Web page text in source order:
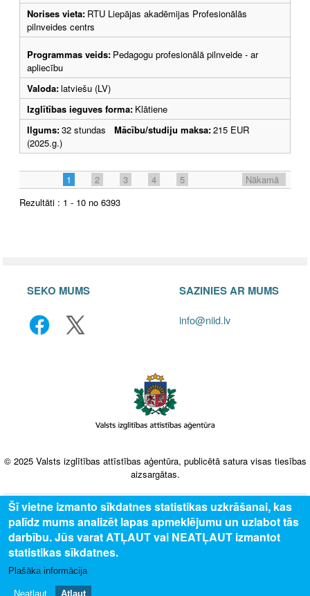
Norises vieta: RTU Liepājas akadēmijas Profesionālās
pilnveides centrs
Programmas veids: Pedagogu profesionālā pilnveide - ar
apliecību
Valoda:latviešu (LV)
Izglītības ieguves forma: Klātiene
Ilgums:32 stundas Mācību/studiju maksa:215 EUR
(2025.g.)
1 2 3 4 5
Nākamā
Rezultāti : 1 - 10 no 6393
SEKO MUMS SAZINIES AR MUMS
info@niid.lv
© 2025 Valsts izglītības attīstības aģentūra, publicētā satura visas tiesības
aizsargātas.
Šī vietne izmanto sīkdatnes statistikas uzkrāšanai, kas
palīdz mums analizēt lapas apmeklējumu un uzlabot tās
darbību. Jūs varat ATĻAUT vai NEATĻAUT izmantot
statistikas sīkdatnes.
Plašāka informācija
Neatļaut Atļaut